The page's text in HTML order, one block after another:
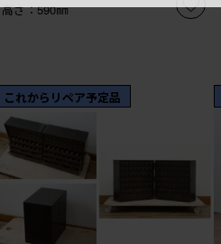
高さ：590㎜
これからリペア予定品